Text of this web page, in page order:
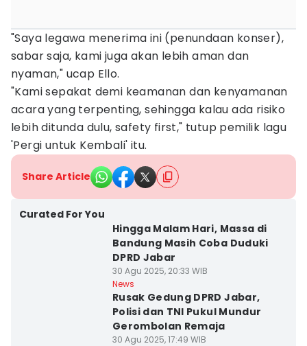
"Saya legawa menerima ini (penundaan konser),
sabar saja, kami juga akan lebih aman dan
nyaman," ucap Ello.
"Kami sepakat demi keamanan dan kenyamanan
acara yang terpenting, sehingga kalau ada risiko
lebih ditunda dulu, safety first," tutup pemilik lagu
'Pergi untuk Kembali' itu.
Share Article
Curated For You
Hingga Malam Hari, Massa di
Bandung Masih Coba Duduki
DPRD Jabar
30 Agu 2025, 20:33 WIB
News
Rusak Gedung DPRD Jabar,
Polisi dan TNI Pukul Mundur
Gerombolan Remaja
30 Agu 2025, 17:49 WIB